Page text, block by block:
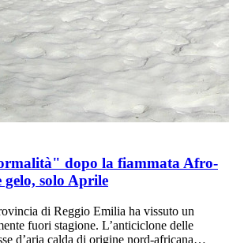
dopo la fiammata Afro-
solo Aprile
di Reggio Emilia ha vissuto un
fuori stagione. L’anticiclone delle
d’aria calda di origine nord-africana